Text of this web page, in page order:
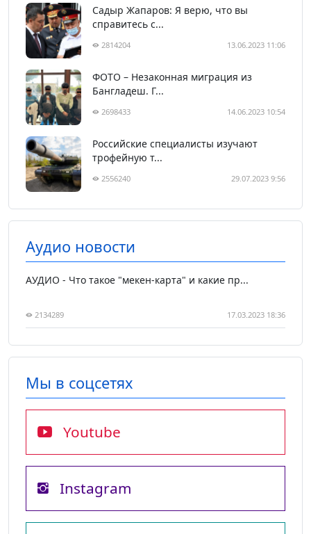
Садыр Жапаров: Я верю, что вы
справитесь с...
2814204 13.06.2023 11:06
ФОТО – Незаконная миграция из
Бангладеш. Г...
2698433 14.06.2023 10:54
Российские специалисты изучают
трофейную т...
2556240 29.07.2023 9:56
Аудио новости
АУДИО - Что такое "мекен-карта" и какие пр...
2134289 17.03.2023 18:36
Мы в соцсетях
Youtube
Instagram